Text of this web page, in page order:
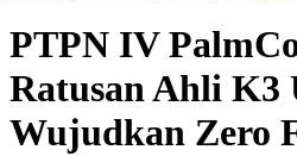
PTPN IV
Ratusan Ahli K3
Wujudkan Zero